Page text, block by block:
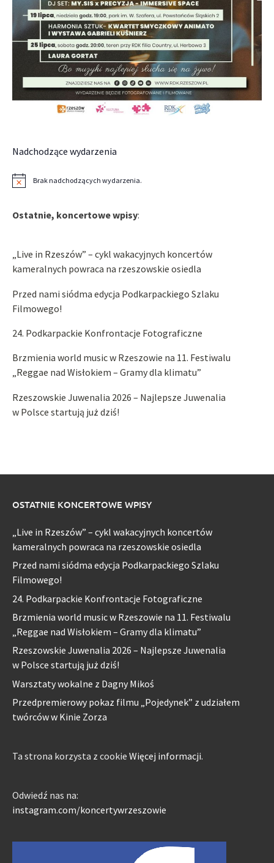
Nadchodzące wydarzenia
Powiadomienie
Brak nadchodzących wydarzenia.
Ostatnie, koncertowe wpisy:
„Live in Rzeszów” – cykl wakacyjnych koncertów
kameralnych powraca na rzeszowskie osiedla
Przed nami siódma edycja Podkarpackiego Szlaku
Filmowego!
24. Podkarpackie Konfrontacje Fotograficzne
Brzmienia world music w Rzeszowie na 11. Festiwalu
„Reggae nad Wisłokiem – Gramy dla klimatu”
Rzeszowskie Juwenalia 2026 – Najlepsze Juwenalia
w Polsce startują już dziś!
OSTATNIE KONCERTOWE WPISY
„Live in Rzeszów” – cykl wakacyjnych koncertów
kameralnych powraca na rzeszowskie osiedla
Przed nami siódma edycja Podkarpackiego Szlaku
Filmowego!
24. Podkarpackie Konfrontacje Fotograficzne
Brzmienia world music w Rzeszowie na 11. Festiwalu
„Reggae nad Wisłokiem – Gramy dla klimatu”
Rzeszowskie Juwenalia 2026 – Najlepsze Juwenalia
w Polsce startują już dziś!
Warsztaty wokalne z Dagny Mikoś
Przedpremierowy pokaz filmu „Pojedynek” z udziałem
twórców w Kinie Zorza
Ta strona korzysta z cookie Więcej informacji.
Odwiedź nas na:
instagram.com/koncertywrzeszowie